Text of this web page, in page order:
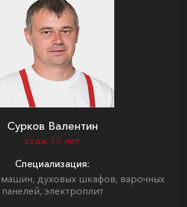
Сурков Валентин
стаж 15 лет
Специализация:
духовых шкафов, варочных
панелей, электроплит